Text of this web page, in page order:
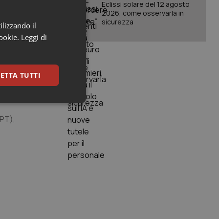
PCR o
Eclissi solare del 12 agosto
2026, come osservarla in
sicurezza
il
Leggi di
TUTTI